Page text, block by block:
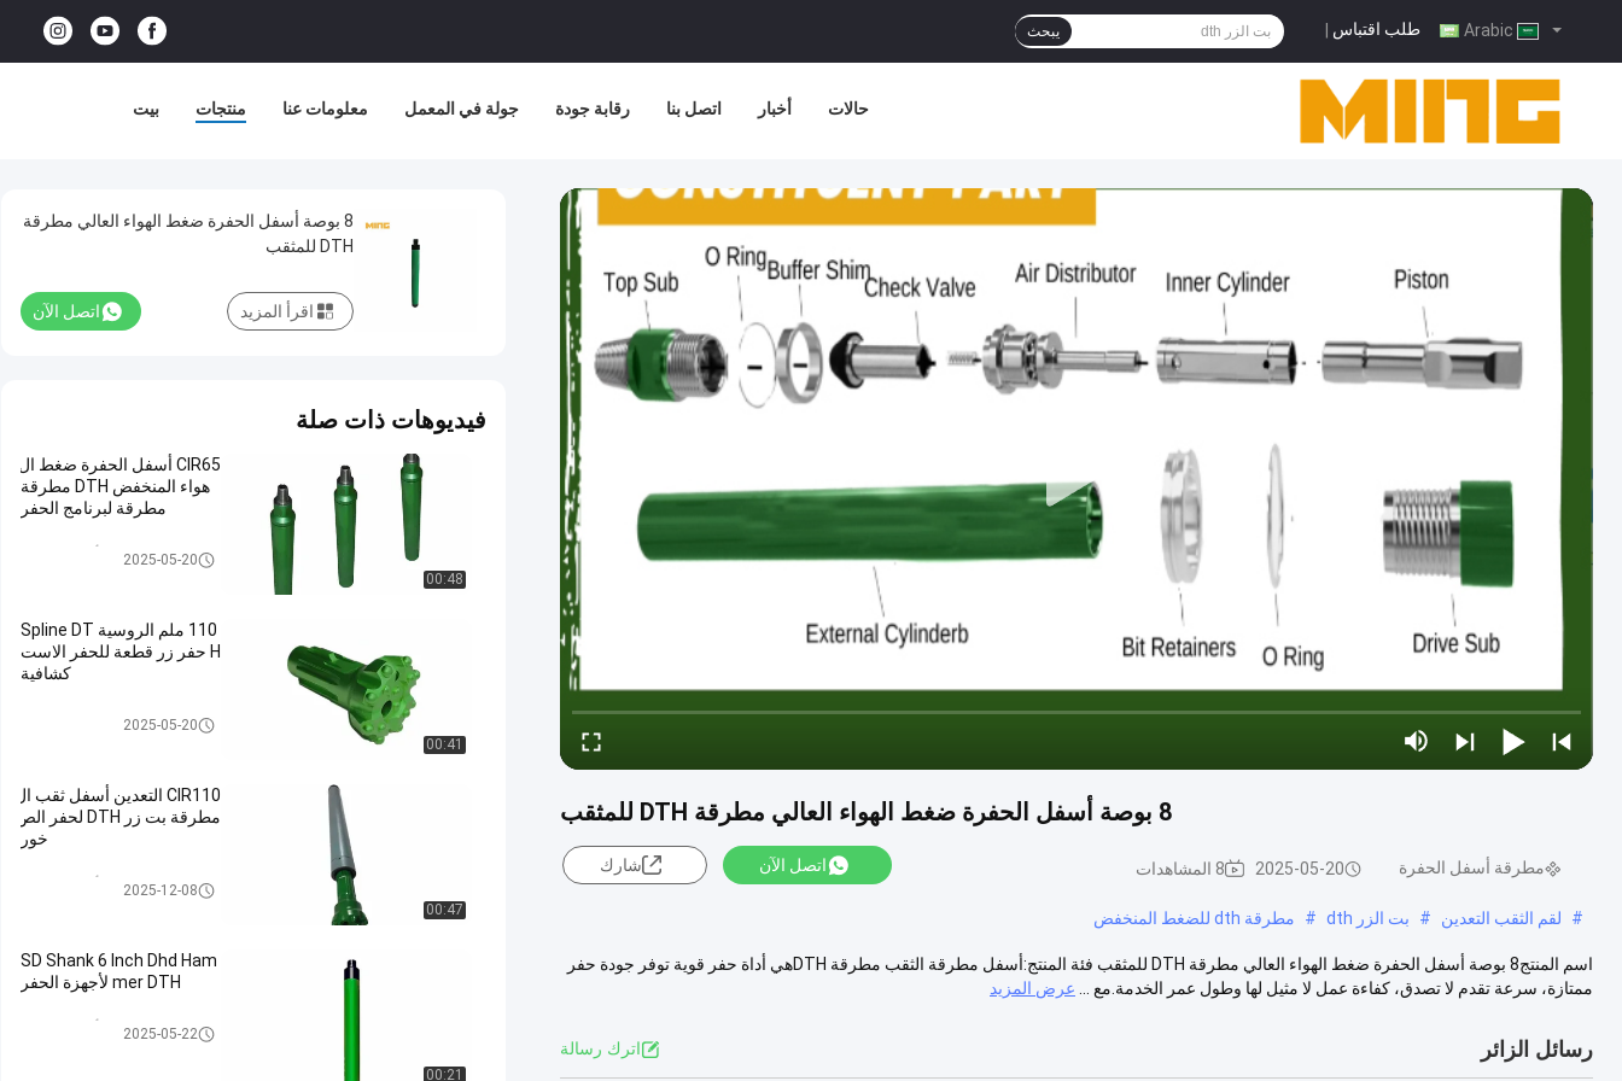
طلب اقتباس يبحث
بيت منتجات معلومات عنا جولة في المعمل رقابة جودة اتصل بنا أخبار حالات
8 بوصة أسفل الحفرة ضغط الهواء العالي مطرقة DTH للمثقب
مطرقة أسفل الحفرة 2025-05-20 8 المشاهدات اتصل الآن شارك
# لقم الثقب التعدين # بت الزر dth # مطرقة dth للضغط المنخفض
اسم المنتج8 بوصة أسفل الحفرة ضغط الهواء العالي مطرقة DTH للمثقب فئة المنتج:أسفل مطرقة الثقب مطرقة DTHهي أداة حفر قوية توفر جودة حفر
ممتازة، سرعة تقدم لا تصدق، كفاءة عمل لا مثيل لها وطول عمر الخدمة.مع ...
عرض المزيد
رسائل الزائر اترك رسالة
8 بوصة أسفل الحفرة ضغط الهواء العالي مطرقة
DTH للمثقب
اتصل الآن اقرأ المزيد
فيديوهات ذات صلة
00:48
CIR65 أسفل الحفرة ضغط ال
هواء المنخفض DTH مطرقة
مطرقة لبرنامج الحفر
مطرقة أسفل الحفرة2025-05-20
00:41
110 ملم الروسية Spline DT
H حفر زر قطعة للحفر الاست
كشافية
2025-05-20
00:47
CIR110 التعدين أسفل ثقب ال
مطرقة بت زر DTH لحفر الص
خور
مطرقة أسفل الحفرة2025-12-08
00:21
SD Shank 6 Inch Dhd Ham
mer DTH لأجهزة الحفر
مطرقة أسفل الحفرة2025-05-22